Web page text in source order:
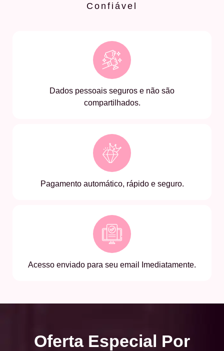
Confiável
Dados pessoais seguros e não são
compartilhados.
Pagamento automático, rápido e seguro.
Acesso enviado para seu email Imediatamente.
Oferta Especial Por